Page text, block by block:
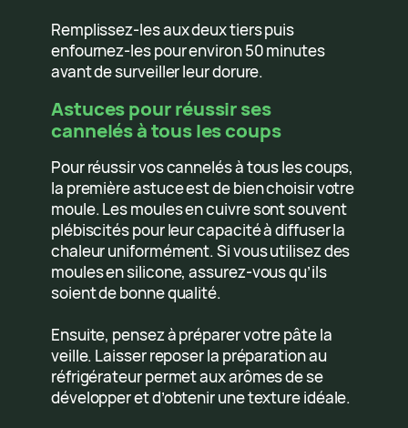
Remplissez-les aux deux tiers puis
enfournez-les pour environ 50 minutes
avant de surveiller leur dorure.
Astuces pour réussir ses
cannelés à tous les coups
Pour réussir vos cannelés à tous les coups,
la première astuce est de bien choisir votre
moule. Les moules en cuivre sont souvent
plébiscités pour leur capacité à diffuser la
chaleur uniformément. Si vous utilisez des
moules en silicone, assurez-vous qu’ils
soient de bonne qualité.
Ensuite, pensez à préparer votre pâte la
veille. Laisser reposer la préparation au
réfrigérateur permet aux arômes de se
développer et d’obtenir une texture idéale.